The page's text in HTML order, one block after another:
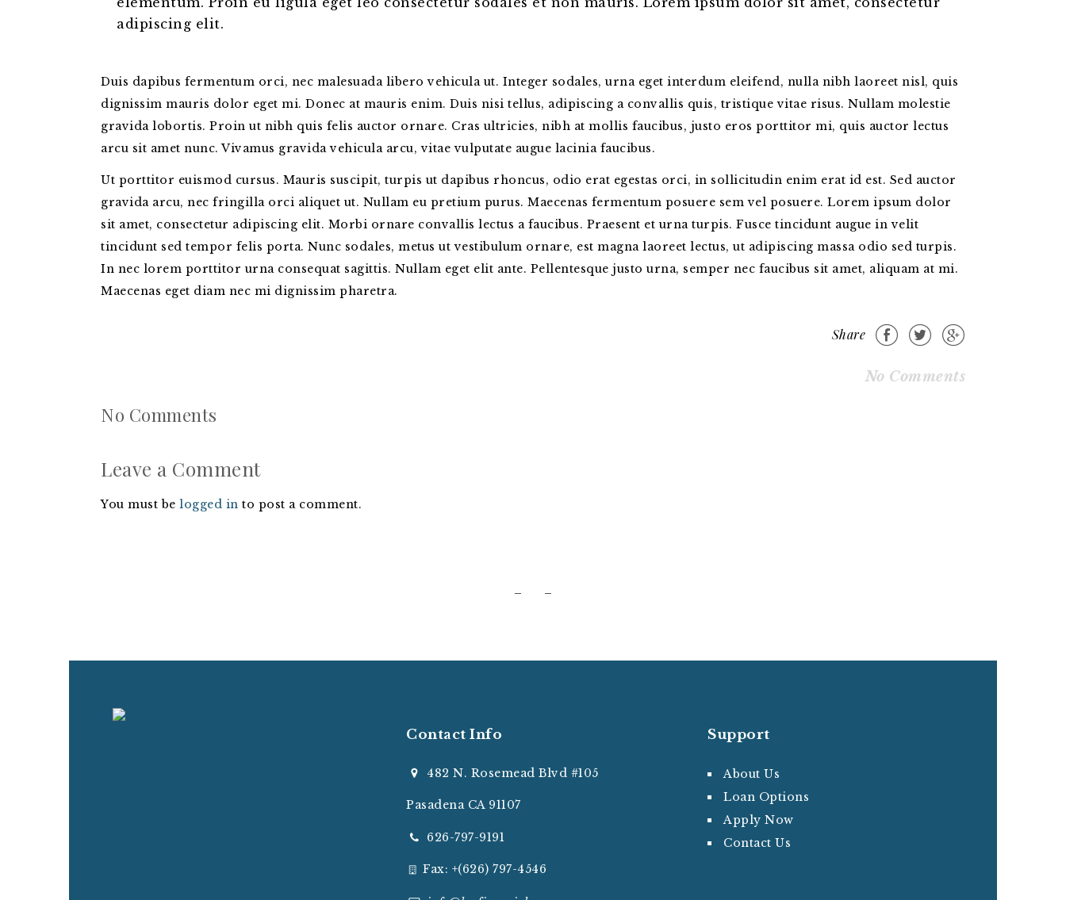
adipiscing elit.
Duis dapibus fermentum orci, nec malesuada libero vehicula ut. Integer sodales, urna eget interdum eleifend, nulla nibh laoreet nisl, quis
dignissim mauris dolor eget mi. Donec at mauris enim. Duis nisi tellus, adipiscing a convallis quis, tristique vitae risus. Nullam molestie
gravida lobortis. Proin ut nibh quis felis auctor ornare. Cras ultricies, nibh at mollis faucibus, justo eros porttitor mi, quis auctor lectus
arcu sit amet nunc. Vivamus gravida vehicula arcu, vitae vulputate augue lacinia faucibus.
Ut porttitor euismod cursus. Mauris suscipit, turpis ut dapibus rhoncus, odio erat egestas orci, in sollicitudin enim erat id est. Sed auctor
gravida arcu, nec fringilla orci aliquet ut. Nullam eu pretium purus. Maecenas fermentum posuere sem vel posuere. Lorem ipsum dolor
sit amet, consectetur adipiscing elit. Morbi ornare convallis lectus a faucibus. Praesent et urna turpis. Fusce tincidunt augue in velit
tincidunt sed tempor felis porta. Nunc sodales, metus ut vestibulum ornare, est magna laoreet lectus, ut adipiscing massa odio sed turpis.
In nec lorem porttitor urna consequat sagittis. Nullam eget elit ante. Pellentesque justo urna, semper nec faucibus sit amet, aliquam at mi.
Maecenas eget diam nec mi dignissim pharetra.
Share
No Comments
No Comments
Leave a Comment
You must be logged in to post a comment.
Contact Info
482 N. Rosemead Blvd #105
Pasadena CA 91107
626-797-9191
Fax: +(626) 797-4546
Support
About Us
Loan Options
Apply Now
Contact Us